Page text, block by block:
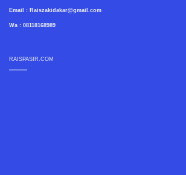
Email : Raiszakidakar@gmail.com
Wa : 08118168989
RAISPASIR.COM